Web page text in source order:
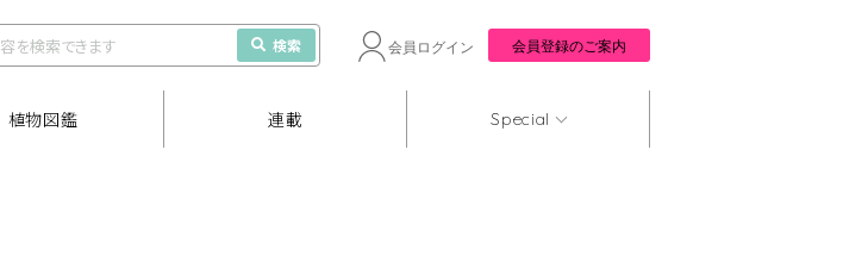
検索 会員ログイン 会員登録のご案内
植物図鑑 連載 Special